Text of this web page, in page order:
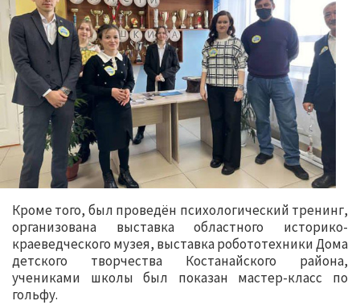
Кроме того, был проведён психологический тренинг,
организована выставка областного историко-
краеведческого музея, выставка робототехники Дома
детского творчества Костанайского района,
учениками школы был показан мастер-класс по
гольфу.